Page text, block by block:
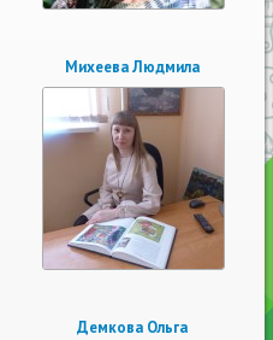
Михеева Людмила
Демкова Ольга